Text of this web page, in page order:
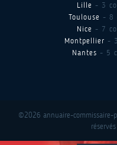
Lille - 3
Toulouse - 8
Nice - 7
Montpellier -
Nantes - 5
©2026 annuaire-commissaire-